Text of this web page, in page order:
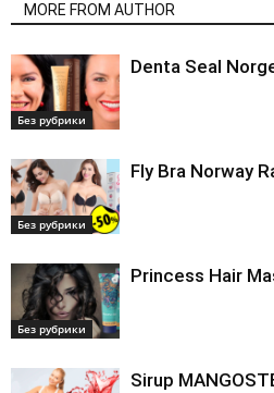
MORE FROM AUTHOR
Без рубрики
Denta Seal
Без рубрики
Fly Bra Norway
Без рубрики
Princess Hair
Sirup